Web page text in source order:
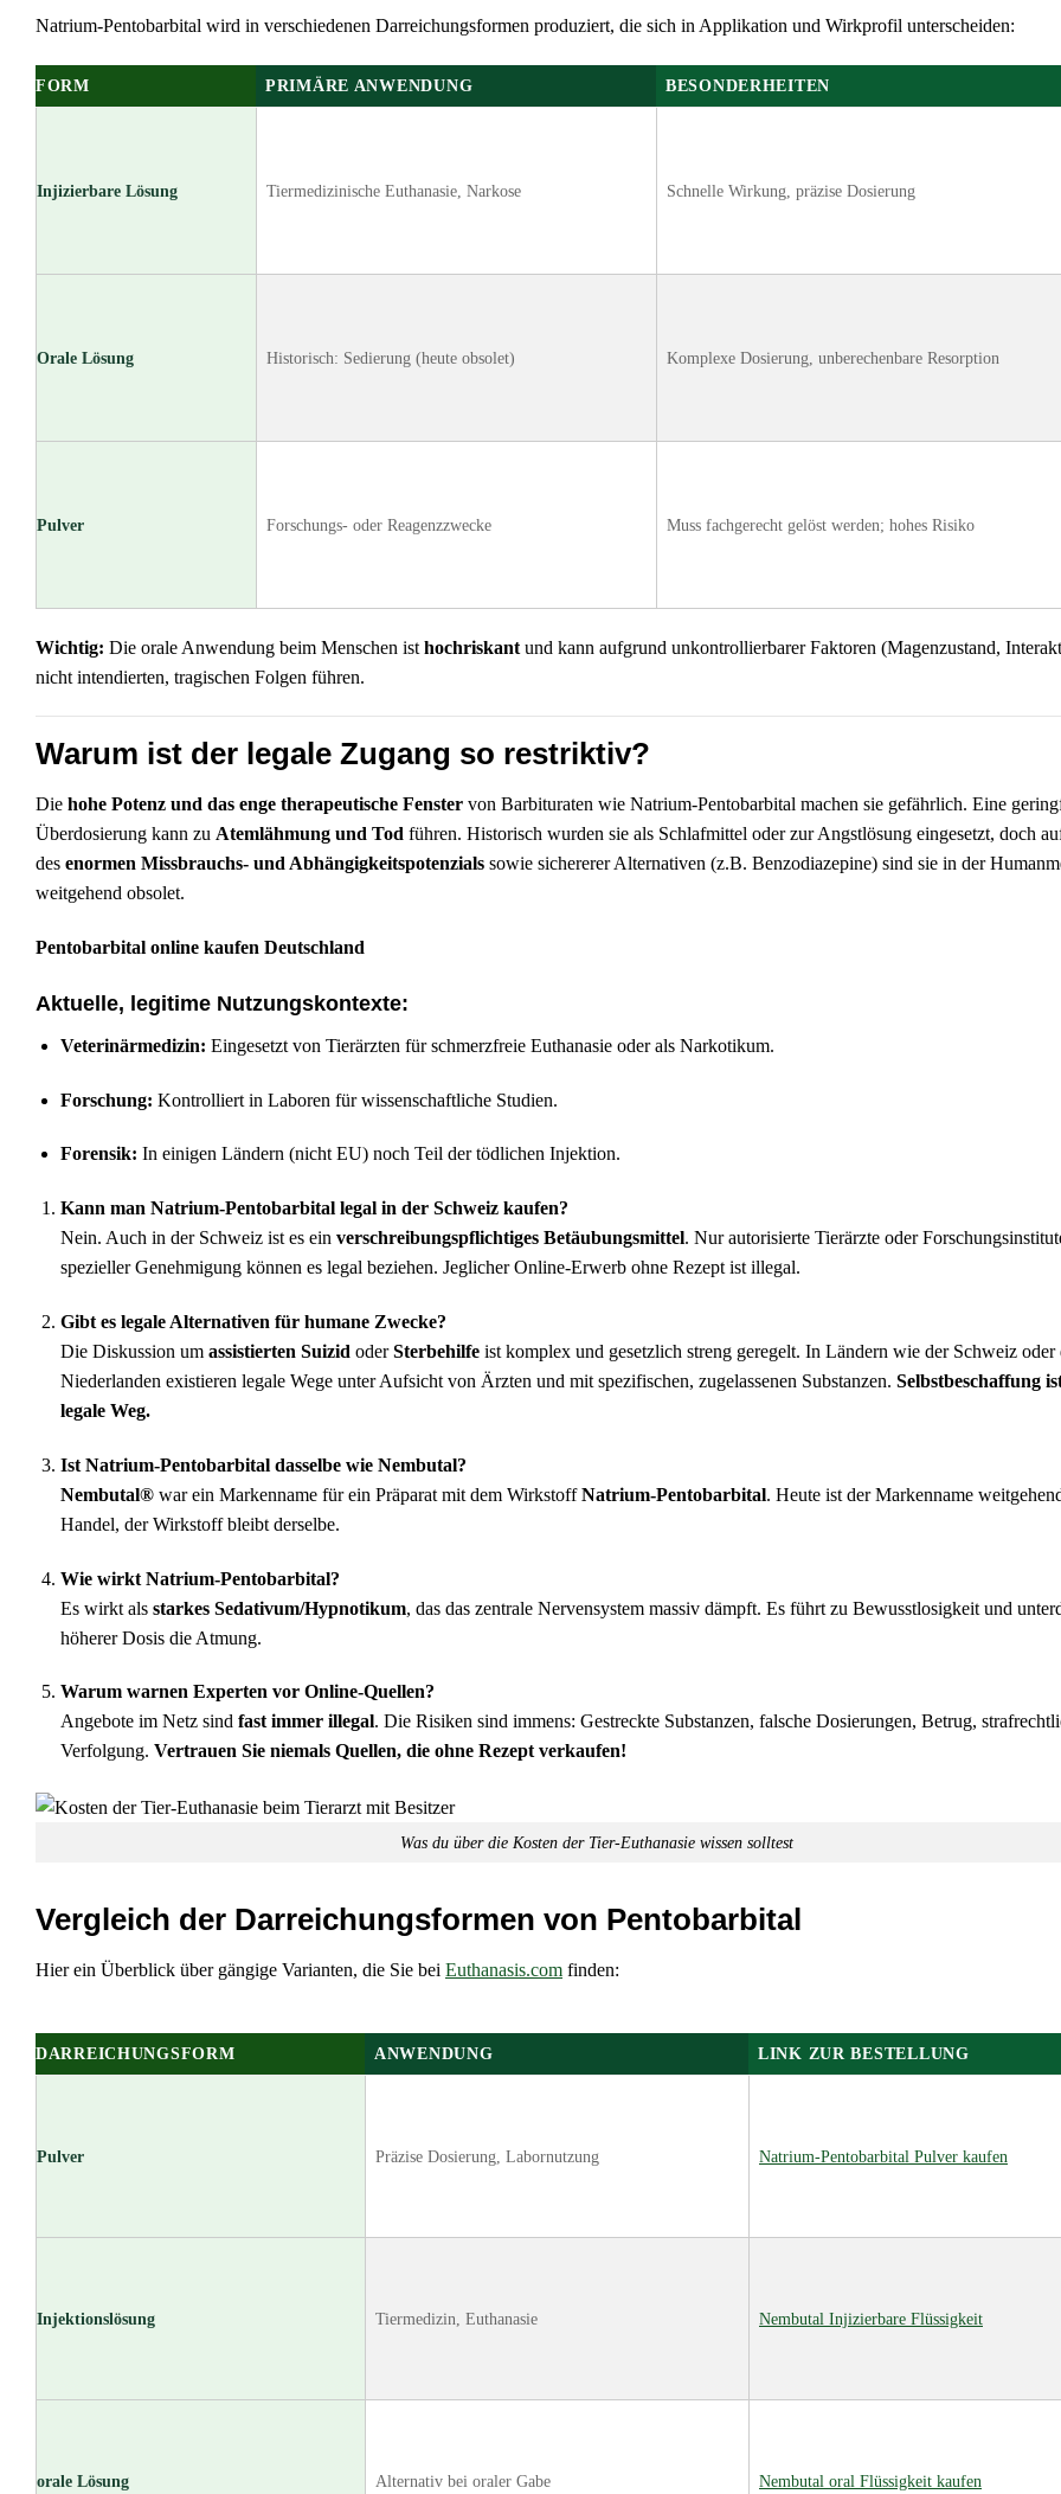
Natrium-Pentobarbital wird in verschiedenen Darreichungsformen produziert, die sich in Applikation und Wirkprofil unterscheiden:
FORM PRIMÄRE ANWENDUNG BESONDERHEITEN
Injizierbare Lösung Tiermedizinische Euthanasie, Narkose Schnelle Wirkung, präzise Dosierung
Orale Lösung Historisch: Sedierung (heute obsolet) Komplexe Dosierung, unberechenbare Resorption
Pulver Forschungs- oder Reagenzzwecke Muss fachgerecht gelöst werden; hohes Risiko
Wichtig: Die orale Anwendung beim Menschen ist hochriskant und kann aufgrund unkontrollierbarer Faktoren (Magenzustand,
nicht intendierten, tragischen Folgen führen.
Warum ist der legale Zugang so restriktiv?
Die hohe Potenz und das enge therapeutische Fenster von Barbituraten wie Natrium-Pentobarbital machen sie gefährlich. Eine
Überdosierung kann zu Atemlähmung und Tod führen. Historisch wurden sie als Schlafmittel oder zur Angstlösung eingesetzt, doch
des enormen Missbrauchs- und Abhängigkeitspotenzials sowie sichererer Alternativen (z.B. Benzodiazepine) sind sie in der
weitgehend obsolet.
Pentobarbital online kaufen Deutschland
Aktuelle, legitime Nutzungskontexte:
Veterinärmedizin: Eingesetzt von Tierärzten für schmerzfreie Euthanasie oder als Narkotikum.
Forschung: Kontrolliert in Laboren für wissenschaftliche Studien.
Forensik: In einigen Ländern (nicht EU) noch Teil der tödlichen Injektion.
Kann man Natrium-Pentobarbital legal in der Schweiz kaufen?
Nein. Auch in der Schweiz ist es ein verschreibungspflichtiges Betäubungsmittel. Nur autorisierte Tierärzte oder
spezieller Genehmigung können es legal beziehen. Jeglicher Online-Erwerb ohne Rezept ist illegal.
Gibt es legale Alternativen für humane Zwecke?
Die Diskussion um assistierten Suizid oderSterbehilfeist komplex und gesetzlich streng geregelt. In Ländern wie der Schweiz oder
Niederlanden existieren legale Wege unter Aufsicht von Ärzten und mit spezifischen, zugelassenen Substanzen. Selbstbeschaffung
legale Weg.
Ist Natrium-Pentobarbital dasselbe wie Nembutal?
Nembutal®war ein Markenname für ein Präparat mit dem WirkstoffNatrium-Pentobarbital. Heute ist der Markenname
Handel, der Wirkstoff bleibt derselbe.
Wie wirkt Natrium-Pentobarbital?
Es wirkt als starkes Sedativum/Hypnotikum, das das zentrale Nervensystem massiv dämpft. Es führt zu Bewusstlosigkeit und
höherer Dosis die Atmung.
Warum warnen Experten vor Online-Quellen?
Angebote im Netz sind fast immer illegal. Die Risiken sind immens: Gestreckte Substanzen, falsche Dosierungen, Betrug,
Verfolgung. Vertrauen Sie niemals Quellen, die ohne Rezept verkaufen!
Was du über die Kosten der Tier-Euthanasie wissen solltest
Vergleich der Darreichungsformen von Pentobarbital
Hier ein Überblick über gängige Varianten, die Sie bei Euthanasis.com finden:
DARREICHUNGSFORM ANWENDUNG LINK ZUR BESTELLUNG
Pulver Präzise Dosierung, Labornutzung Natrium-Pentobarbital Pulver kaufen
Injektionslösung Tiermedizin, Euthanasie Nembutal Injizierbare Flüssigkeit
orale Lösung Alternativ bei oraler Gabe Nembutal oral Flüssigkeit kaufen